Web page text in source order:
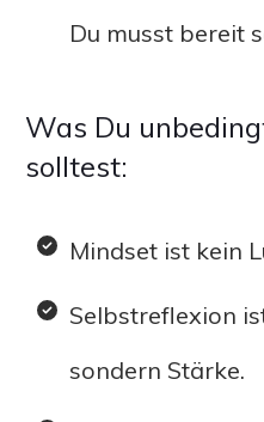
Du musst bereit
Was Du
solltest:
Mindset ist kein
Selbstreflexion
sondern Stärke.